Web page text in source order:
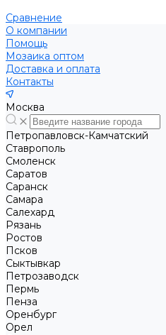
Сравнение
О компании
Помощь
Мозаика оптом
Доставка и оплата
Контакты
Москва
Петропавловск-Камчатский
Ставрополь
Смоленск
Саратов
Саранск
Самара
Салехард
Рязань
Ростов
Псков
Сыктывкар
Петрозаводск
Пермь
Пенза
Оренбург
Орел